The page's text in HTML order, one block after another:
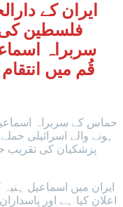
ایران کے
فلسطین
سربراہ
قُم میں
حماس کے سربراہ
ہونے والے اسرائیلی
پزشکیان کی تقریب
ایران میں اسماعیل
اعلان کیا ہے اور